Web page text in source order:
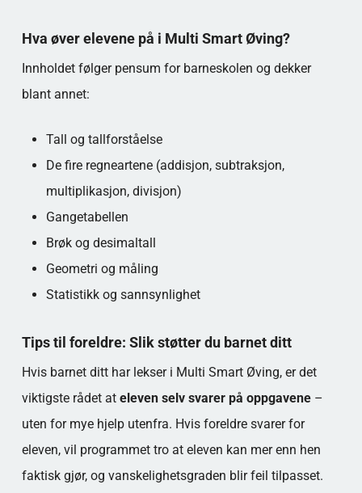
Hva øver elevene på i Multi Smart Øving?
Innholdet følger pensum for barneskolen og dekker
blant annet:
Tall og tallforståelse
De fire regneartene (addisjon, subtraksjon,
multiplikasjon, divisjon)
Gangetabellen
Brøk og desimaltall
Geometri og måling
Statistikk og sannsynlighet
Tips til foreldre: Slik støtter du barnet ditt
Hvis barnet ditt har lekser i Multi Smart Øving, er det
viktigste rådet at eleven selv svarer på oppgavene–
uten for mye hjelp utenfra. Hvis foreldre svarer for
eleven, vil programmet tro at eleven kan mer enn hen
faktisk gjør, og vanskelighetsgraden blir feil tilpasset.